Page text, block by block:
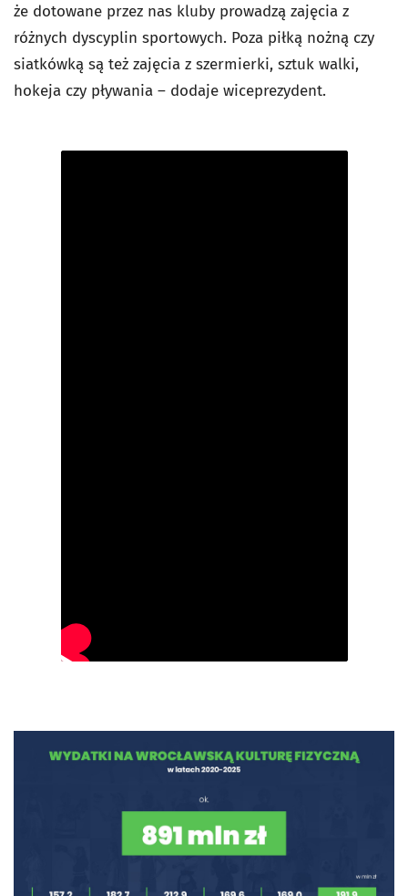
że dotowane przez nas kluby prowadzą zajęcia z
różnych dyscyplin sportowych. Poza piłką nożną czy
siatkówką są też zajęcia z szermierki, sztuk walki,
hokeja czy pływania – dodaje wiceprezydent.